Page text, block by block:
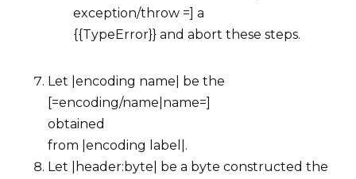
exception/throw =] a
{{TypeError}} and abort these steps.
Let |encoding name| be the
[=encoding/name|name=]
obtained
from |encoding label|.
Let |header:byte| be a byte constructed the